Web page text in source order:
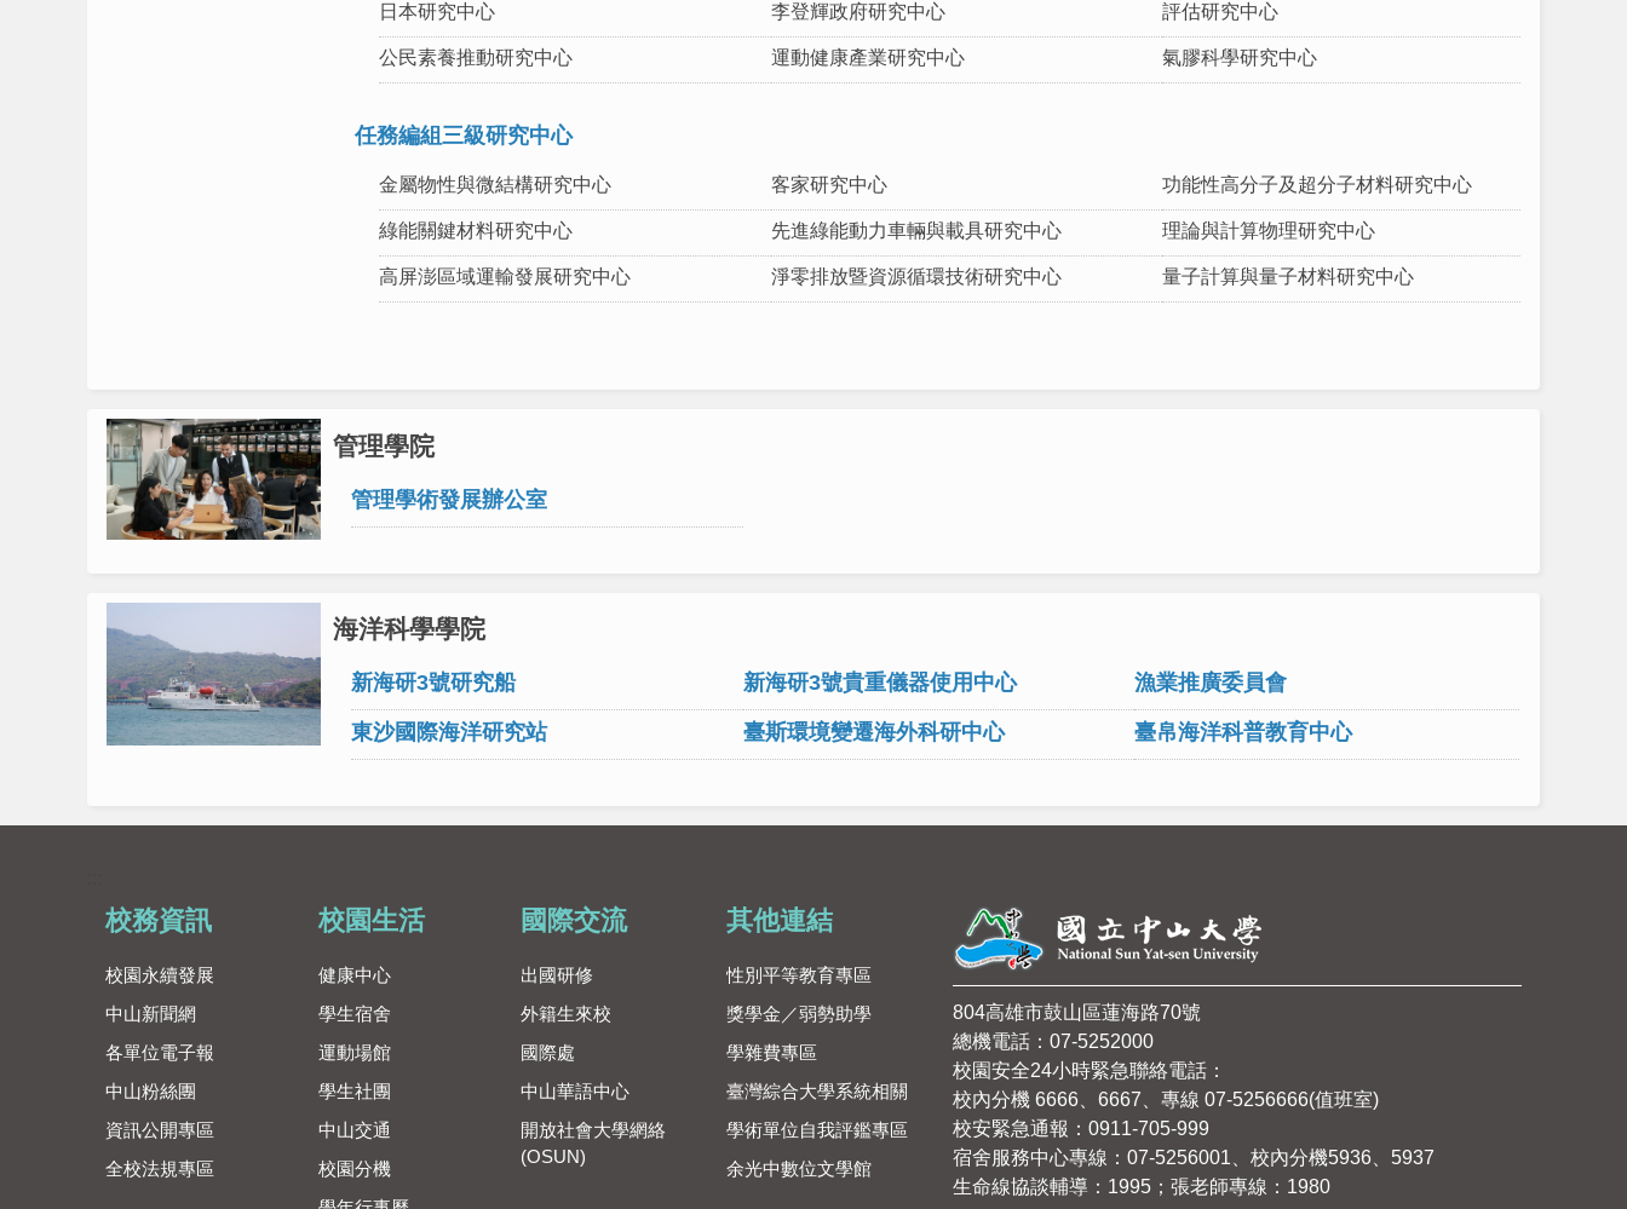
日本研究中心 李登輝政府研究中心 評估研究中心
公民素養推動研究中心 運動健康產業研究中心 氣膠科學研究中心
任務編組三級研究中心
金屬物性與微結構研究中心 客家研究中心 功能性高分子及超分子材料研究中心
綠能關鍵材料研究中心 先進綠能動力車輛與載具研究中心 理論與計算物理研究中心
高屏澎區域運輸發展研究中心 淨零排放暨資源循環技術研究中心 量子計算與量子材料研究中心
管理學院
管理學術發展辦公室
海洋科學學院
新海研3號研究船 新海研3號貴重儀器使用中心 漁業推廣委員會
東沙國際海洋研究站 臺斯環境變遷海外科研中心 臺帛海洋科普教育中心
校務資訊
校園永續發展
中山新聞網
各單位電子報
中山粉絲團
資訊公開專區
全校法規專區
校園生活
健康中心
學生宿舍
運動場館
學生社團
中山交通
校園分機
國際交流
出國研修
外籍生來校
國際處
中山華語中心
開放社會大學網絡
(OSUN)
其他連結
性別平等教育專區
獎學金／弱勢助學
學雜費專區
臺灣綜合大學系統相關
學術單位自我評鑑專區
余光中數位文學館
804高雄市鼓山區蓮海路70號
總機電話：07-5252000
校園安全24小時緊急聯絡電話：
校內分機 6666、6667、專線 07-5256666(值班室)
校安緊急通報：0911-705-999
宿舍服務中心專線：07-5256001、校內分機5936、5937
生命線協談輔導：1995；張老師專線：1980